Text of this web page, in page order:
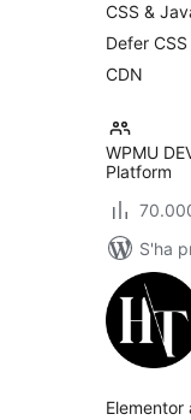
CSS &
Defer
CDN
WPMU
Platform
S'ha